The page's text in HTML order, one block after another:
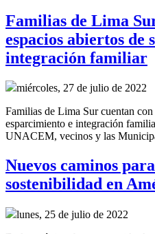
Familias de Lima
espacios abiertos de
integración familiar
miércoles, 27 de julio de 2022
Familias de Lima Sur cuentan con
esparcimiento e integración
UNACEM, vecinos y las
Nuevos caminos
sostenibilidad en
lunes, 25 de julio de 2022